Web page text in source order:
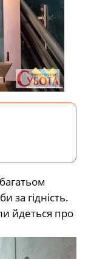
за гідність.
йдеться про